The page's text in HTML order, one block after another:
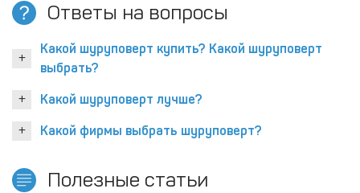
Ответы на вопросы
Какой шуруповерт купить? Какой шуруповерт
выбрать?
Какой шуруповерт лучше?
Какой фирмы выбрать шуруповерт?
Полезные статьи